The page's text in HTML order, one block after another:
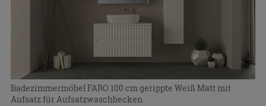
Badezimmermöbel FARO 100 cm gerippte Weiß Matt mit
Aufsatz für Aufsatzwaschbecken